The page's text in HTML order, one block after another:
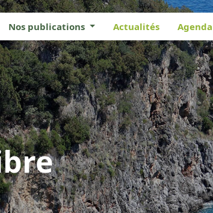
Nos publications Actualités Agenda